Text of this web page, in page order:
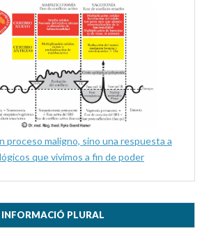
proceso maligno, sino una respuesta a
que vivimos a fin de poder
INFORMACIÓ PLURAL